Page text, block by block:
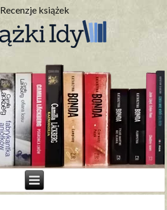
Recenzje książek